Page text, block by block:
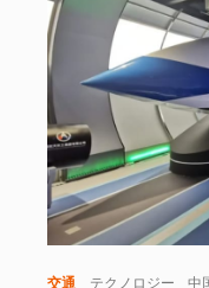
交通 テクノロジー 中